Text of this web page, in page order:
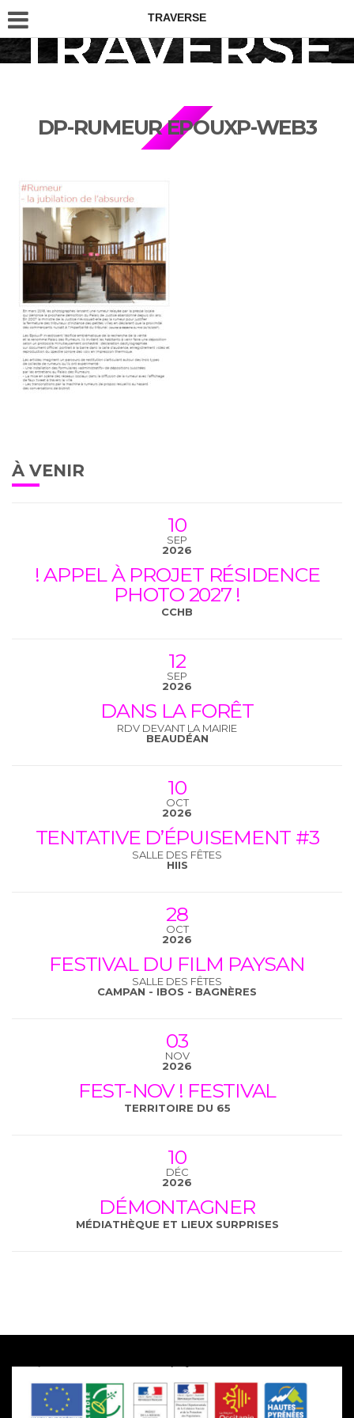
TRAVERSE
DP-RUMEUR EPOUXP-WEB3
À VENIR
10
SEP
2026
! APPEL À PROJET RÉSIDENCE
PHOTO 2027 !
CCHB
12
SEP
2026
DANS LA FORÊT
RDV DEVANT LA MAIRIE
BEAUDÉAN
10
OCT
2026
TENTATIVE D’ÉPUISEMENT #3
SALLE DES FÊTES
HIIS
28
OCT
2026
FESTIVAL DU FILM PAYSAN
SALLE DES FÊTES
CAMPAN - IBOS - BAGNÈRES
03
NOV
2026
FEST-NOV ! FESTIVAL
TERRITOIRE DU 65
10
DÉC
2026
DÉMONTAGNER
MÉDIATHÈQUE ET LIEUX SURPRISES